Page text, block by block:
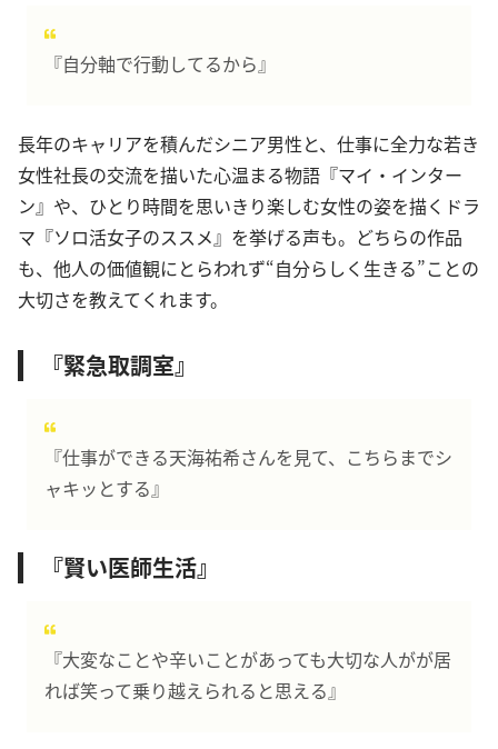
『自分軸で行動してるから』
長年のキャリアを積んだシニア男性と、仕事に全力な若き
女性社長の交流を描いた心温まる物語『マイ・インター
ン』や、ひとり時間を思いきり楽しむ女性の姿を描くドラ
マ『ソロ活女子のススメ』を挙げる声も。どちらの作品
も、他人の価値観にとらわれず“自分らしく生きる”ことの
大切さを教えてくれます。
『緊急取調室』
『仕事ができる天海祐希さんを見て、こちらまでシ
ャキッとする』
『賢い医師生活』
『大変なことや辛いことがあっても大切な人がが居
れば笑って乗り越えられると思える』